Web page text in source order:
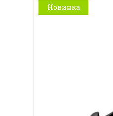
Новинка